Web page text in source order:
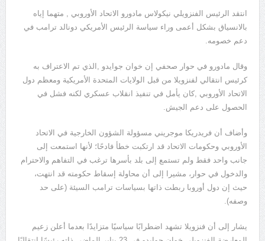
انتقد الرئيس الفنزويلي نيكولاس مادورو الاتحاد الأوروبي , متهما إياه
بالانسياق بشكل أعمى وراء سياسة الرئيس الأمريكي دونالد ترامب في
دعم خصومه.
وقال مادورو في حوار صحفي إن خوان جوايدو ,الذي تم الاعتراف به
كرئيس انتقالي لفنزويلا من قبل الولايات المتحدة الأمريكية ومعظم دول
الاتحاد الأوروبي ,كان يأمل في تنفيذ انقلاب عسكري لكنه فشل في
الحصول على دعم الجيش.
وأضاف أن فريدريكا موجريني مسؤولة الشؤون الخارجية في الاتحاد
الأوروبي وحكومات الاتحاد قد ارتكبت خطأ فادحًا؛ لأنها استمعت إلى
جانب واحد فقط ولم تستمع إلى بلد بأسرها ترغب في التفاهم والاحترام
والدخول في حوار، مشيرا إلى أن محاولة إسقاط حكومته قد انتهت،
حيث إن دول أوروبا ربطت ذاتها بسياسات ترامب السيئة (على حد
وصفه).
يشار إلى أن فنزويلا تشهد اضطرابًا سياسيًا متزايدًا بعدما أعلن زعيم